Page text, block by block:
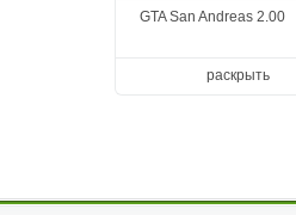
GTA San Andreas 2.00
раскрыть